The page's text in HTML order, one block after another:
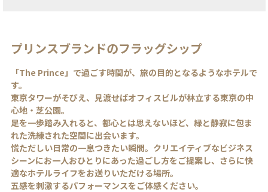
プリンスブランドのフラッグシップ
「The Prince」で過ごす時間が、旅の目的となるようなホテルで
す。
東京タワーがそびえ、見渡せばオフィスビルが林立する東京の中
心地・芝公園。
足を一歩踏み入れると、都心とは思えないほど、緑と静寂に包ま
れた洗練された空間に出会います。
慌ただしい日常の一息つきたい瞬間。クリエイティブなビジネス
シーンにお一人おひとりにあった過ごし方をご提案し、さらに快
適なホテルライフをお送りいただける場所。
五感を刺激するパフォーマンスをご体感ください。